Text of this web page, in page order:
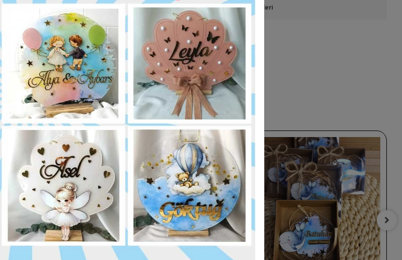
Fiyat Alarmı Telefonla Sipariş Ürün Önerileri
Bu ürün için henüz yorum yapılmadı.
Yorum Yap